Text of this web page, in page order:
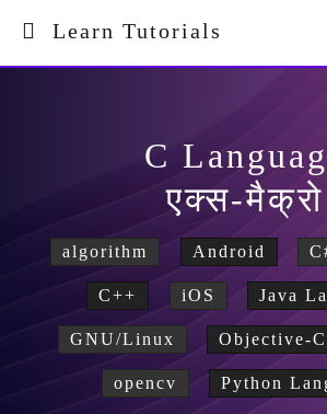
Learn Tutorials
C
एक्स-मैक्रो
algorithm Android
C++ iOS Java
GNU/Linux Objective-
opencv Python